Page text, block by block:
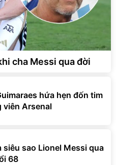
cha Messi qua đời
hứa hẹn đốn tim
viên Arsenal
siêu sao Lionel Messi qua
68